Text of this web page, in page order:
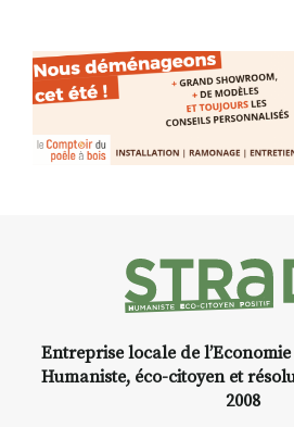
–118 av.JC, la limite entre nos
d’Ardèche et de Haute […]
Entreprise locale de
Humaniste, éco-citoyen et
2008